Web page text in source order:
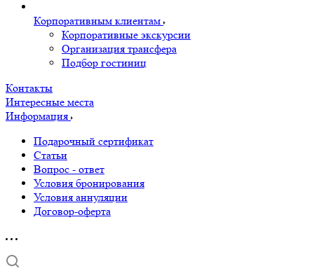
Корпоративным клиентам
Корпоративные экскурсии
Организация трансфера
Подбор гостиниц
Контакты
Интересные места
Информация
Подарочный сертификат
Статьи
Вопрос - ответ
Условия бронирования
Условия аннуляции
Договор-оферта